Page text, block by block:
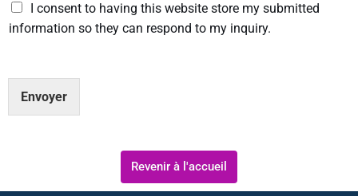
I consent to having this website store my submitted
information so they can respond to my inquiry.
Envoyer
Revenir à l'accueil